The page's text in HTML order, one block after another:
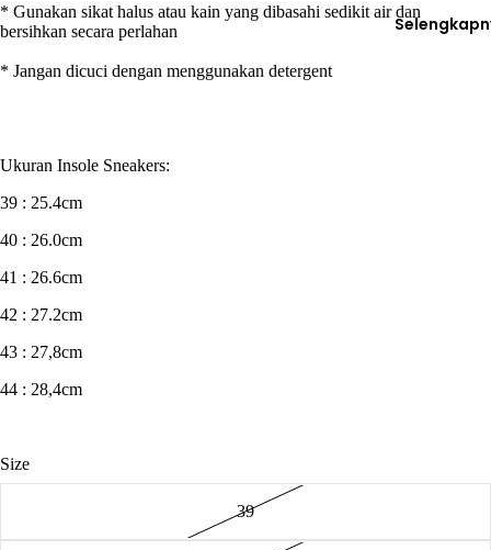
* Gunakan sikat halus atau kain yang dibasahi sedikit air dan
bersihkan secara perlahan
* Jangan dicuci dengan menggunakan detergent
Ukuran Insole Sneakers:
39 : 25.4cm
40 : 26.0cm
41 : 26.6cm
42 : 27.2cm
43 : 27,8cm
44 : 28,4cm
Size
39